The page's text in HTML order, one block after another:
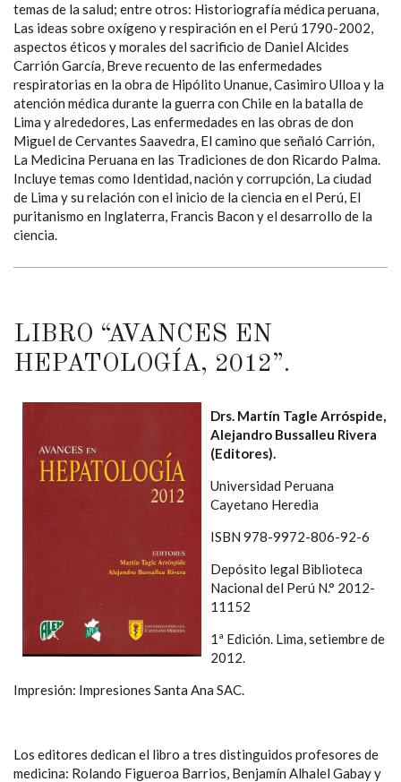
temas de la salud; entre otros: Historiografía médica peruana,
Las ideas sobre oxígeno y respiración en el Perú 1790-2002,
aspectos éticos y morales del sacrificio de Daniel Alcides
Carrión García, Breve recuento de las enfermedades
respiratorias en la obra de Hipólito Unanue, Casimiro Ulloa y la
atención médica durante la guerra con Chile en la batalla de
Lima y alrededores, Las enfermedades en las obras de don
Miguel de Cervantes Saavedra, El camino que señaló Carrión,
La Medicina Peruana en las Tradiciones de don Ricardo Palma.
Incluye temas como Identidad, nación y corrupción, La ciudad
de Lima y su relación con el inicio de la ciencia en el Perú, El
puritanismo en Inglaterra, Francis Bacon y el desarrollo de la
ciencia.
LIBRO “AVANCES EN
HEPATOLOGÍA, 2012”.
Drs. Martín Tagle Arróspide,
Alejandro Bussalleu Rivera
(Editores).
Universidad Peruana
Cayetano Heredia
ISBN 978-9972-806-92-6
Depósito legal Biblioteca
Nacional del Perú N.° 2012-
11152
1ª Edición. Lima, setiembre de
2012.
Impresión: Impresiones Santa Ana SAC.
Los editores dedican el libro a tres distinguidos profesores de
medicina: Rolando Figueroa Barrios, Benjamín Alhalel Gabay y